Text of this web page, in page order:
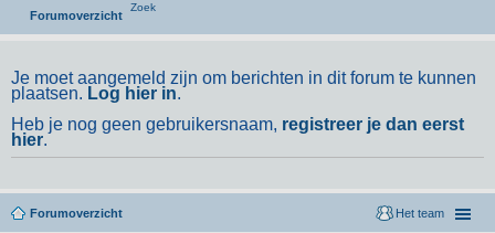
Forumoverzicht
Zoek
Je moet aangemeld zijn om berichten in dit forum te kunnen
plaatsen. Log hier in.
Heb je nog geen gebruikersnaam, registreer je dan eerst
hier.
Forumoverzicht Het team